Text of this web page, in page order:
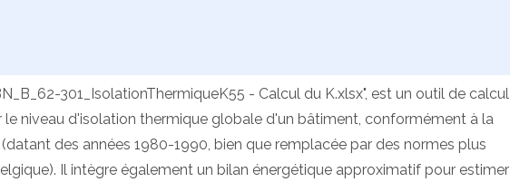
301_IsolationThermiqueK55 - Calcul du K.xlsx", est un outil de calcul
niveau d'isolation thermique globale d'un bâtiment, conformément à la
des années 1980-1990, bien que remplacée par des normes plus
Il intègre également un bilan énergétique approximatif pour estimer